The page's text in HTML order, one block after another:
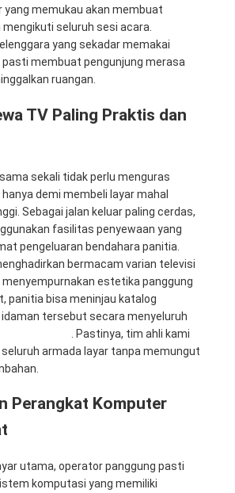
yang memukau akan membuat
seluruh sesi acara.
yang sekadar memakai
membuat pengunjung merasa
ruangan.
TV Paling Praktis dan
sekali tidak perlu menguras
demi membeli layar mahal
Sebagai jalan keluar paling cerdas,
fasilitas penyewaan yang
pengeluaran bendahara panitia.
bermacam varian televisi
menyempurnakan estetika panggung
panitia bisa meninjau katalog
tersebut secara menyeluruh
. Pastinya, tim ahli kami
armada layar tanpa memungut
Perangkat Komputer
utama, operator panggung pasti
komputasi yang memiliki